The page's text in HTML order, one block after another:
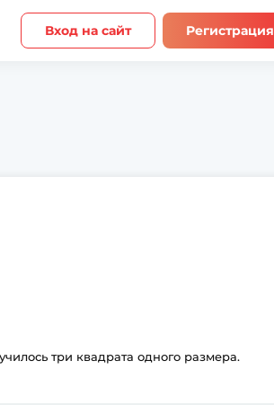
Вход на сайт Регистрация
три квадрата одного размера.